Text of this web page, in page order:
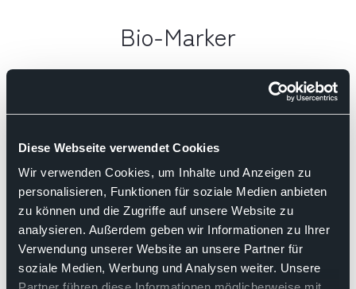
Diese Webseite verwendet Cookies
Wir verwenden Cookies, um Inhalte und Anzeigen zu
personalisieren, Funktionen für soziale Medien anbieten
zu können und die Zugriffe auf unsere Website zu
analysieren. Außerdem geben wir Informationen zu Ihrer
Verwendung unserer Website an unsere Partner für
soziale Medien, Werbung und Analysen weiter. Unsere
Bio-Marker
Nach Relevanz sortieren
07.10.2025
Gemeinsame Stellungnahme von Berufsverband
Deutscher Pathologinnen und Pathologen e. V.
(BDP), Deutsche Gesellschaft für Pathologie e. V.